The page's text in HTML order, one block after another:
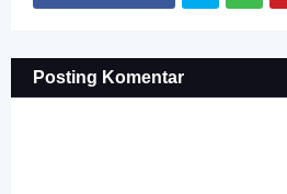
Posting Komentar